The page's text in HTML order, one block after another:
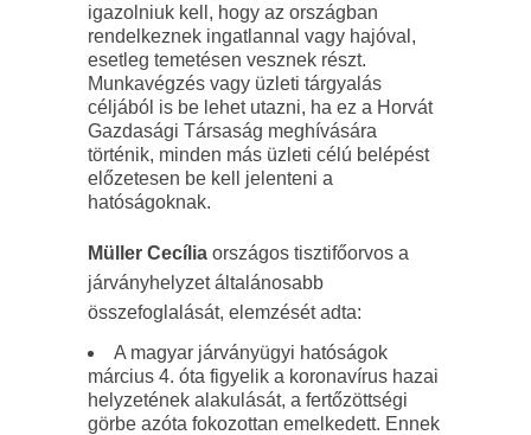
igazolniuk kell, hogy az országban
rendelkeznek ingatlannal vagy hajóval,
esetleg temetésen vesznek részt.
Munkavégzés vagy üzleti tárgyalás
céljából is be lehet utazni, ha ez a Horvát
Gazdasági Társaság meghívására
történik, minden más üzleti célú belépést
előzetesen be kell jelenteni a
hatóságoknak.
Müller Cecília országos tisztifőorvos a
járványhelyzet általánosabb
összefoglalását, elemzését adta:
A magyar járványügyi hatóságok
március 4. óta figyelik a koronavírus hazai
helyzetének alakulását, a fertőzöttségi
görbe azóta fokozottan emelkedett. Ennek